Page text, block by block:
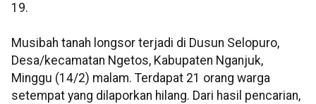
19.
Musibah tanah longsor terjadi di Dusun Selopuro,
Desa/kecamatan Ngetos, Kabupaten Nganjuk,
Minggu (14/2) malam. Terdapat 21 orang warga
setempat yang dilaporkan hilang. Dari hasil pencarian,